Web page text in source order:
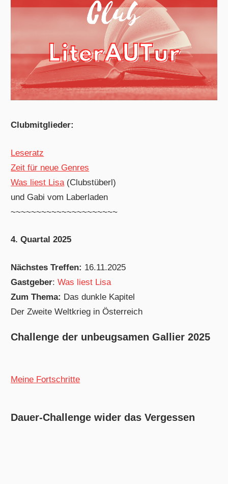
Clubmitglieder:
Leseratz
Zeit für neue Genres
Was liest Lisa(Clubstüberl)
und Gabi vom Laberladen
~~~~~~~~~~~~~~~~~~~~~
4. Quartal 2025
Nächstes Treffen: 16.11.2025
Gastgeber:Was liest Lisa
Zum Thema: Das dunkle Kapitel
Der Zweite Weltkrieg in Österreich
Challenge der unbeugsamen Gallier 2025
Meine Fortschritte
Dauer-Challenge wider das Vergessen